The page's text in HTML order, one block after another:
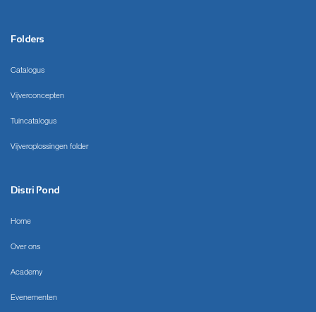
Folders
Catalogus
Vijverconcepten
Tuincatalogus
Vijveroplossingen folder
Distri Pond
Home
Over ons
Academy
Evenementen